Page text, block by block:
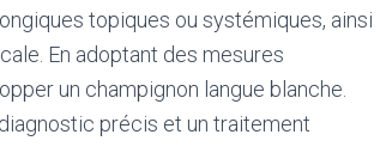
topiques ou systémiques, ainsi
En adoptant des mesures
un champignon langue blanche.
précis et un traitement